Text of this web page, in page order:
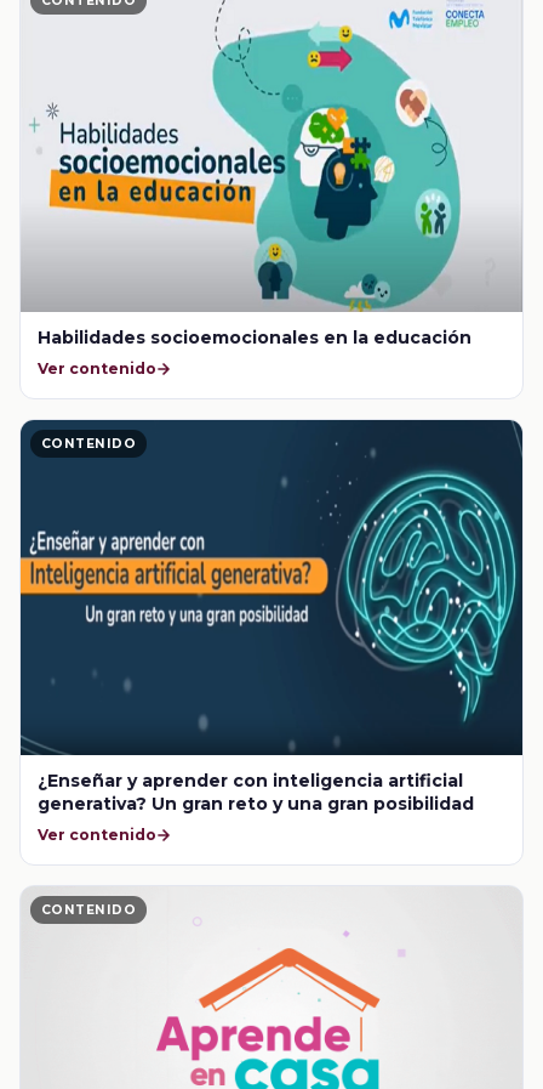
Habilidades socioemocionales en la educación
Ver contenido
CONTENIDO
¿Enseñar y aprender con inteligencia artificial
generativa? Un gran reto y una gran posibilidad
Ver contenido
CONTENIDO